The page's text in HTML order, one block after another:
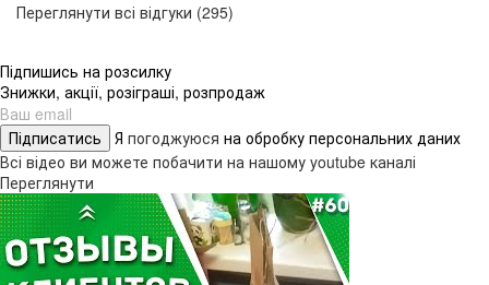
Переглянути всі відгуки (295)
Підпишись на розсилку
Знижки, акції, розіграші, розпродаж
Підписатись Я погоджуюся на обробку персональних даних
Всі відео ви можете побачити на нашому youtube каналі
Переглянути